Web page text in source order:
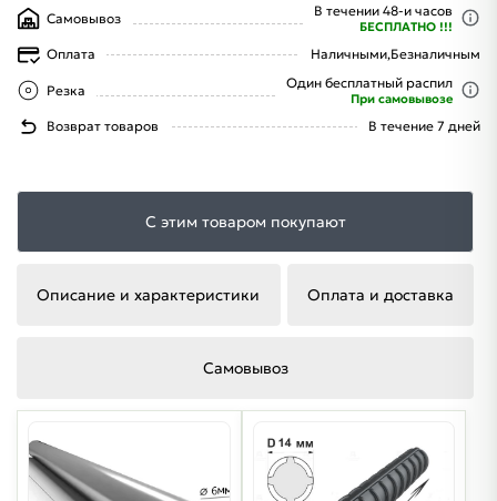
Самовывоз В течении 48-и часов
БЕСПЛАТНО !!!
Оплата Наличными,Безналичным
Резка Один бесплатный распил
При самовывозе
Возврат товаров В течение 7 дней
С этим товаром покупают
Описание и характеристики Оплата и доставка
Самовывоз